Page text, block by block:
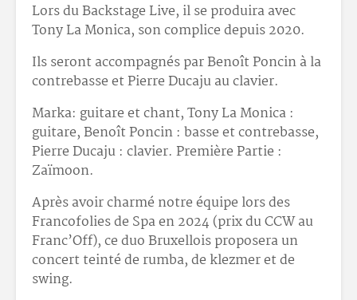
Lors du Backstage Live, il se produira avec
Tony La Monica, son complice depuis 2020.
Ils seront accompagnés par Benoît Poncin à la
contrebasse et Pierre Ducaju au clavier.
Marka: guitare et chant, Tony La Monica :
guitare, Benoît Poncin : basse et contrebasse,
Pierre Ducaju : clavier. Première Partie :
Zaïmoon.
Après avoir charmé notre équipe lors des
Francofolies de Spa en 2024 (prix du CCW au
Franc’Off), ce duo Bruxellois proposera un
concert teinté de rumba, de klezmer et de
swing.